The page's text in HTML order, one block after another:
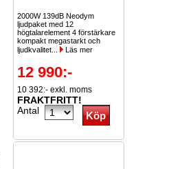
2000W 139dB Neodym
ljudpaket med 12
högtalarelement 4 förstärkare
kompakt megastarkt och
ljudkvalitet...
Läs mer
12 990:-
10 392:- exkl. moms
FRAKTFRITT!
Antal